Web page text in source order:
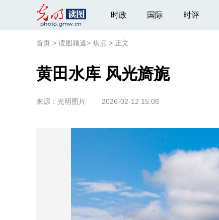
时政 国际 时评
首页 > 读图频道> 焦点 > 正文
黄田水库 风光旖旎
来源： 光明图片 2026-02-12 15:08